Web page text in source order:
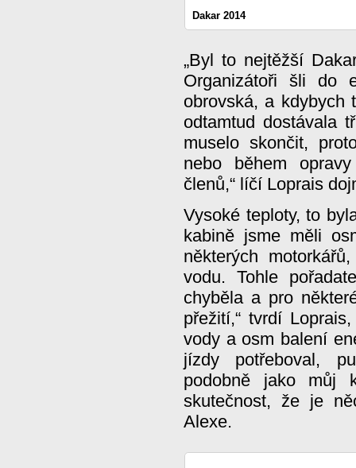
Dakar 2014
„Byl to nejtěžší
Organizátoři šli do
obrovská, a kdybych
odtamtud dostávala
muselo skončit,
nebo během
členů,“ líčí Loprais
Vysoké teploty, to
kabině jsme měli
některých
vodu. Tohle
chyběla a pro
přežití,“ tvrdí
vody a osm balení
jízdy potřeboval,
podobně jako můj
skutečnost, že je
Alexe.